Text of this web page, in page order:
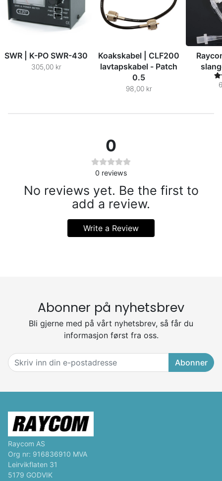
SWR | K-PO SWR-430
305,00 kr
Koakskabel | CLF200
lavtapskabel - Patch
0.5
98,00 kr
0
0 reviews
No reviews yet. Be the first to
add a review.
Write a Review
Abonner på nyhetsbrev
Bli gjerne med på vårt nyhetsbrev, så får du
informasjon først fra oss.
Abonner
Raycom AS
Org nr: 916836910 MVA
Leirvikflaten 31
5179 GODVIK